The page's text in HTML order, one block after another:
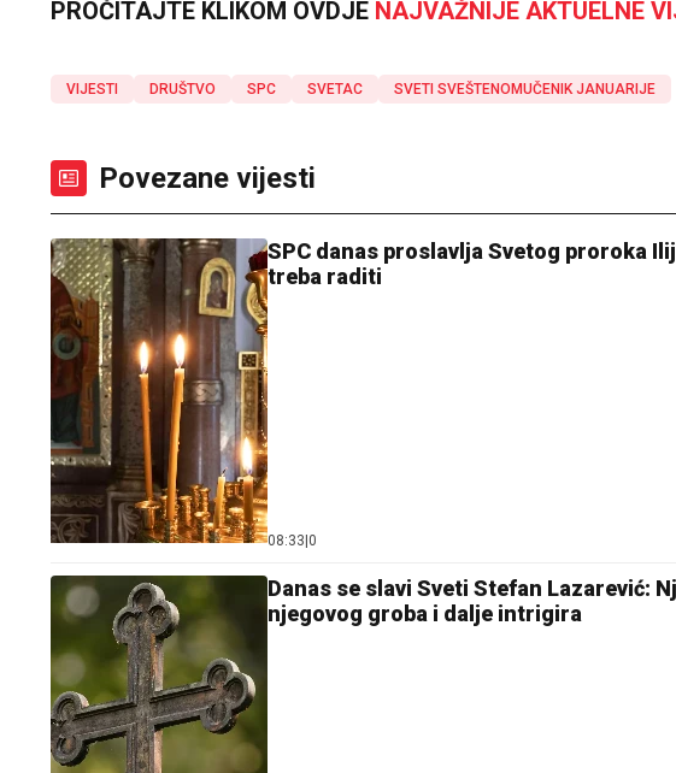
PROČITAJTE KLIKOM OVDJE NAJVAŽNIJE AKTUELNE
VIJESTI DRUŠTVO SPC SVETAC SVETI SVEŠTENOMUČENIK JANUARIJE
Povezane vijesti
SPC danas proslavlja Svetog proroka
treba raditi
08:33 0
Danas se slavi Sveti Stefan Lazarević:
njegovog groba i dalje intrigira